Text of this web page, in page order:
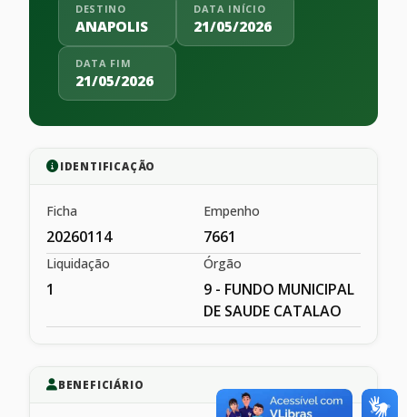
DESTINO
ANAPOLIS
DATA INÍCIO
21/05/2026
DATA FIM
21/05/2026
IDENTIFICAÇÃO
Ficha
20260114
Empenho
7661
Liquidação
1
Órgão
9 - FUNDO MUNICIPAL
DE SAUDE CATALAO
BENEFICIÁRIO